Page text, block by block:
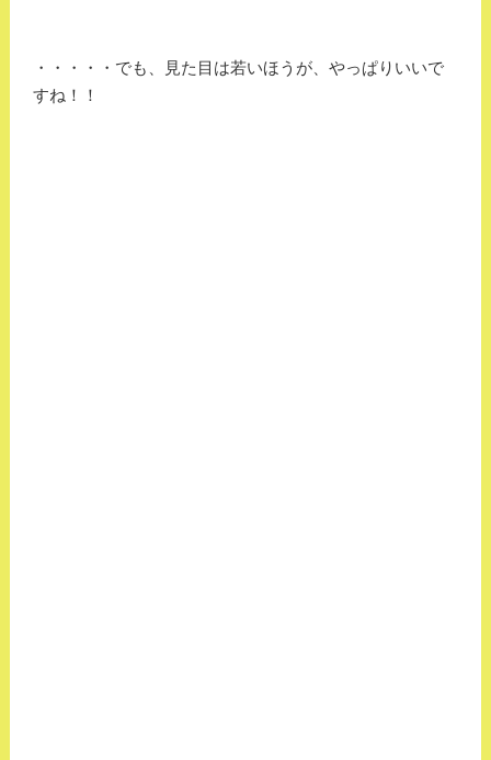
・・・・・でも、見た目は若いほうが、やっぱりいいで
すね！！